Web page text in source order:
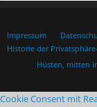
Impressum
Historie der
Hüsten, mitten
Cookie Consent mit